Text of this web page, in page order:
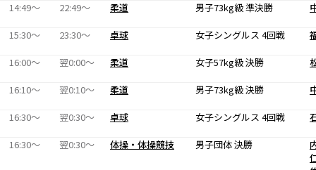
14:49〜 22:49〜 柔道 男子73kg級 準決勝
15:30〜 23:30〜 卓球 女子シングルス 4回戦
16:00〜 翌0:00〜 柔道 女子57kg級 決勝
16:10〜 翌0:10〜 柔道 男子73kg級 決勝
16:30〜 翌0:30〜 卓球 女子シングルス 4回戦
16:30〜 翌0:30〜 体操・体操競技 男子団体 決勝